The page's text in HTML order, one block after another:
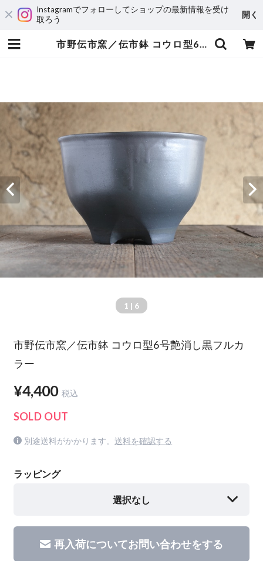
Instagramでフォローしてショップの最新情報を受け
取ろう
開く
市野伝市窯／伝市鉢 コウロ型6号艶消し黒フルカラー | stockkyoto
1 | 6
市野伝市窯／伝市鉢 コウロ型6号艶消し黒フルカ
ラー
¥4,400 税込
SOLD OUT
別途送料がかかります。 送料を確認する
ラッピング
選択なし
再入荷についてお問い合わせをする